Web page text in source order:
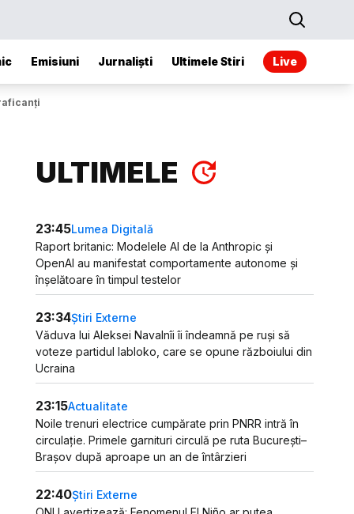
Emisiuni Jurnaliști Ultimele Stiri Live
ULTIMELE
23:45Lumea Digitală
Raport britanic: Modelele AI de la Anthropic și
OpenAI au manifestat comportamente autonome și
înșelătoare în timpul testelor
23:34Știri Externe
Văduva lui Aleksei Navalnîi îi îndeamnă pe ruși să
voteze partidul Iabloko, care se opune războiului din
Ucraina
23:15Actualitate
Noile trenuri electrice cumpărate prin PNRR intră în
circulație. Primele garnituri circulă pe ruta București–
Brașov după aproape un an de întârzieri
22:40Știri Externe